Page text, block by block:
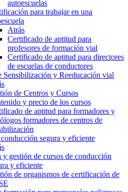
autoescuelas
para trabajar en una
Atrás
Certificado de aptitud para
profesores de formación vial
Certificado de aptitud para directores
de escuelas de conductores
Sensibilización y Reeducación vial
de Centros y Cursos
y precio de los cursos
de aptitud para formadores y
formadores de centros de
segura y eficiente
y gestión de cursos de conducción
y eficiente
de organismos de certificación de